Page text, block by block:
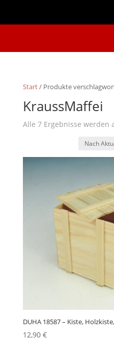
Start/ Produkte
KraussMaffei
Alle 7 Ergebnisse werden
DUHA 18587 – Kiste,
12,90 €